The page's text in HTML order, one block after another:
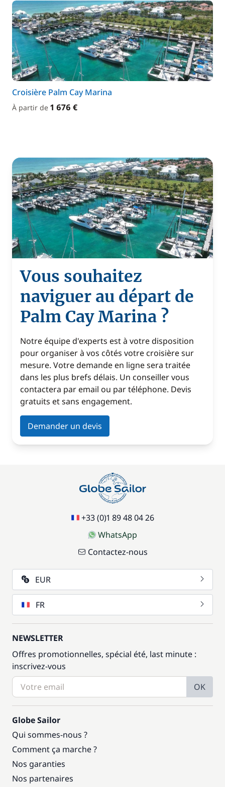
Croisière Palm Cay Marina
À partir de 1 676 €
Vous souhaitez
naviguer au départ de
Palm Cay Marina ?
Notre équipe d'experts est à votre disposition
pour organiser à vos côtés votre croisière sur
mesure. Votre demande en ligne sera traitée
dans les plus brefs délais. Un conseiller vous
contactera par email ou par téléphone. Devis
gratuits et sans engagement.
Demander un devis
+33 (0)1 89 48 04 26
WhatsApp
Contactez-nous
EUR
FR
NEWSLETTER
Offres promotionnelles, spécial été, last minute :
inscrivez-vous
OK
Globe Sailor
Qui sommes-nous ?
Comment ça marche ?
Nos garanties
Nos partenaires